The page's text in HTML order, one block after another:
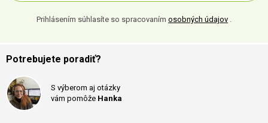
Prihlásením súhlasíte so spracovaním osobných údajov .
Potrebujete poradiť?
S výberom aj otázky
vám pomôže Hanka